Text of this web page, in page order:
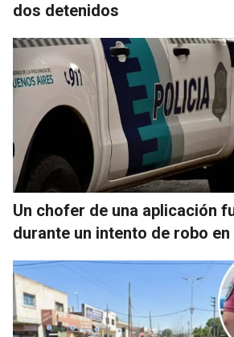
dos detenidos
Un chofer de una aplicación
durante un intento de robo